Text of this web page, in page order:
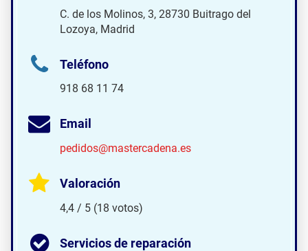
C. de los Molinos, 3, 28730 Buitrago del
Lozoya, Madrid
Teléfono
918 68 11 74
Email
pedidos@mastercadena.es
Valoración
4,4 / 5 (18 votos)
Servicios de reparación